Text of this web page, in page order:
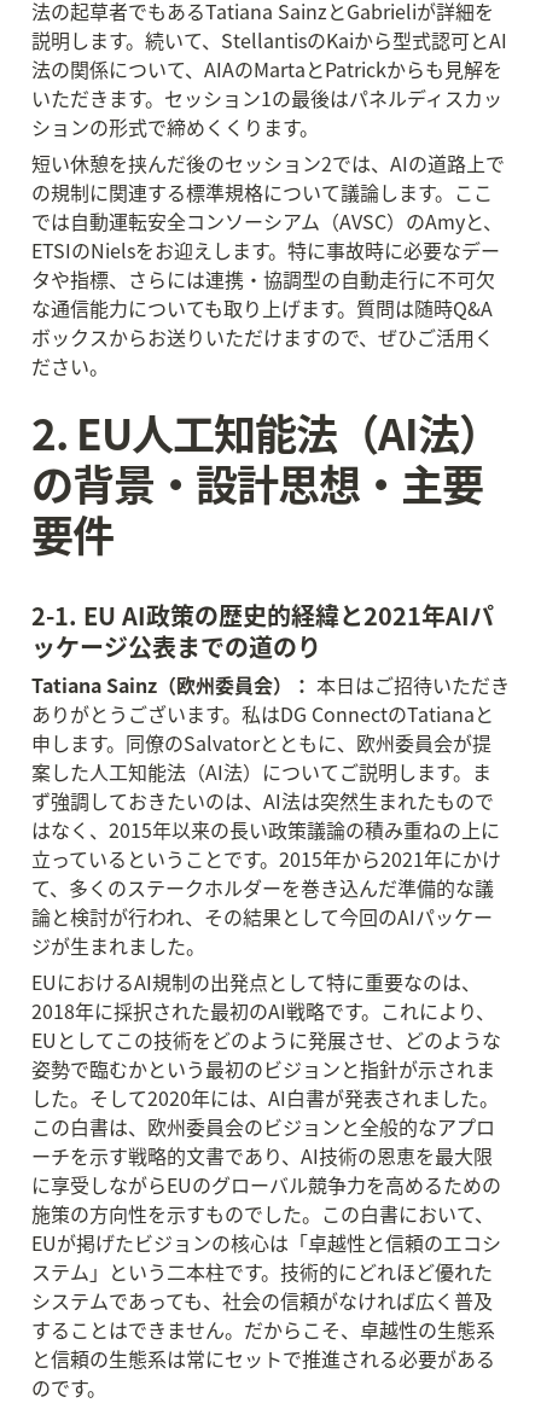
法の起草者でもあるTatiana SainzとGabrieliが詳細を
説明します。続いて、StellantisのKaiから型式認可とAI
法の関係について、AIAのMartaとPatrickからも見解を
いただきます。セッション1の最後はパネルディスカッ
ションの形式で締めくくります。
短い休憩を挟んだ後のセッション2では、AIの道路上で
の規制に関連する標準規格について議論します。ここ
では自動運転安全コンソーシアム（AVSC）のAmyと、
ETSIのNielsをお迎えします。特に事故時に必要なデー
タや指標、さらには連携・協調型の自動走行に不可欠
な通信能力についても取り上げます。質問は随時Q&A
ボックスからお送りいただけますので、ぜひご活用く
ださい。
2. EU人工知能法（AI法）
の背景・設計思想・主要
要件
2-1. EU AI政策の歴史的経緯と2021年AIパ
ッケージ公表までの道のり
Tatiana Sainz（欧州委員会）： 本日はご招待いただき
ありがとうございます。私はDG ConnectのTatianaと
申します。同僚のSalvatorとともに、欧州委員会が提
案した人工知能法（AI法）についてご説明します。ま
ず強調しておきたいのは、AI法は突然生まれたもので
はなく、2015年以来の長い政策議論の積み重ねの上に
立っているということです。2015年から2021年にかけ
て、多くのステークホルダーを巻き込んだ準備的な議
論と検討が行われ、その結果として今回のAIパッケー
ジが生まれました。
EUにおけるAI規制の出発点として特に重要なのは、
2018年に採択された最初のAI戦略です。これにより、
EUとしてこの技術をどのように発展させ、どのような
姿勢で臨むかという最初のビジョンと指針が示されま
した。そして2020年には、AI白書が発表されました。
この白書は、欧州委員会のビジョンと全般的なアプロ
ーチを示す戦略的文書であり、AI技術の恩恵を最大限
に享受しながらEUのグローバル競争力を高めるための
施策の方向性を示すものでした。この白書において、
EUが掲げたビジョンの核心は「卓越性と信頼のエコシ
ステム」という二本柱です。技術的にどれほど優れた
システムであっても、社会の信頼がなければ広く普及
することはできません。だからこそ、卓越性の生態系
と信頼の生態系は常にセットで推進される必要がある
のです。